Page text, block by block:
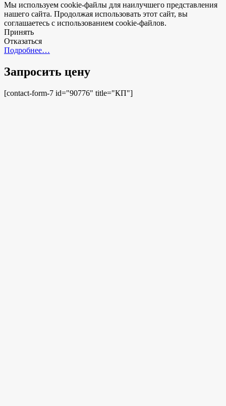
Мы используем cookie-файлы для наилучшего представления
нашего сайта. Продолжая использовать этот сайт, вы
соглашаетесь с использованием cookie-файлов.
Принять
Отказаться
Подробнее…
Запросить цену
[contact-form-7 id="90776" title="КП"]